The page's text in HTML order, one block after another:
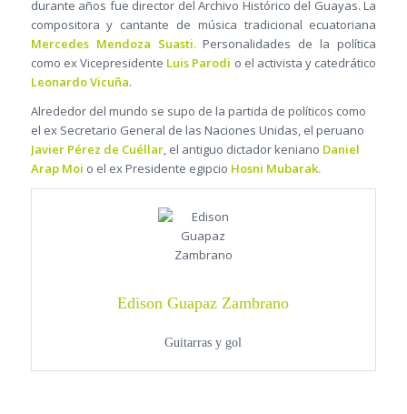
durante años fue director del Archivo Histórico del Guayas. La
compositora y cantante de música tradicional ecuatoriana
Mercedes Mendoza Suasti.Personalidades de la política
como ex Vicepresidente Luis Parodi o el activista y catedrático
Leonardo Vicuña.
Alrededor del mundo se supo de la partida de políticos como
el ex Secretario General de las Naciones Unidas, el peruano
Javier Pérez de Cuéllar, el antiguo dictador keniano Daniel
Arap Moi o el ex Presidente egipcio Hosni Mubarak.
Edison Guapaz Zambrano
Guitarras y gol